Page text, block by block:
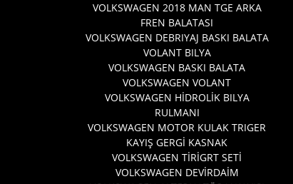
VOLKSWAGEN 2018 MAN TGE ARKA
FREN BALATASI
VOLKSWAGEN DEBRIYAJ BASKI BALATA
VOLANT BILYA
VOLKSWAGEN BASKI BALATA
VOLKSWAGEN VOLANT
VOLKSWAGEN HİDROLİK BILYA
RULMANI
VOLKSWAGEN MOTOR KULAK TRIGER
KAYIŞ GERGİ KASNAK
VOLKSWAGEN TİRİGRT SETİ
VOLKSWAGEN DEVİRDAİM